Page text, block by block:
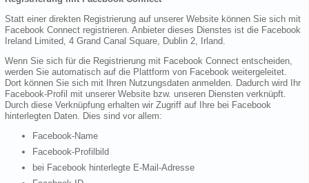
Statt einer direkten Registrierung auf unserer Website können Sie sich mit
Facebook Connect registrieren. Anbieter dieses Dienstes ist die Facebook
Ireland Limited, 4 Grand Canal Square, Dublin 2, Irland.
Wenn Sie sich für die Registrierung mit Facebook Connect entscheiden,
werden Sie automatisch auf die Plattform von Facebook weitergeleitet.
Dort können Sie sich mit Ihren Nutzungsdaten anmelden. Dadurch wird Ihr
Facebook-Profil mit unserer Website bzw. unseren Diensten verknüpft.
Durch diese Verknüpfung erhalten wir Zugriff auf Ihre bei Facebook
hinterlegten Daten. Dies sind vor allem:
Facebook-Name
Facebook-Profilbild
bei Facebook hinterlegte E-Mail-Adresse